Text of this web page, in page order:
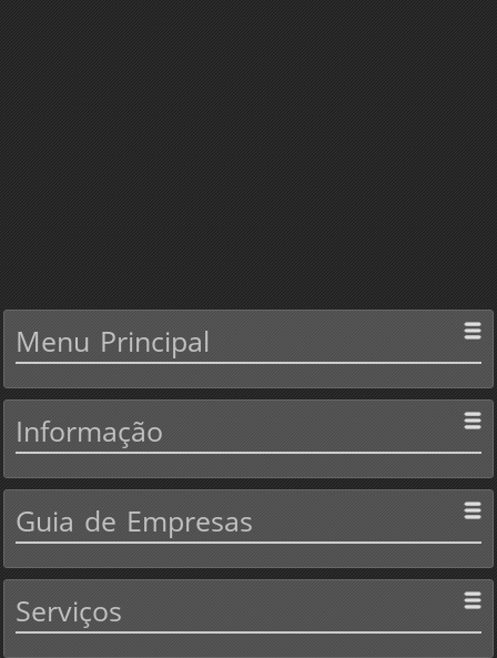
Menu Principal
Informação
Guia de Empresas
Serviços